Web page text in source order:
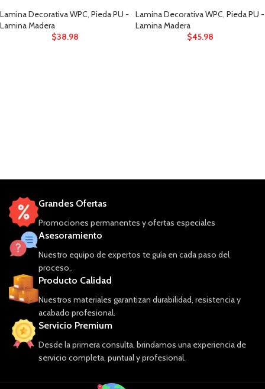
Lamina Decorativa WPC, Pieda PU -
Lamina Madera
$38.98
Lamina Decorativa WPC, Pieda PU -
Lamina Madera
$45.98
Grandes Ofertas
Promociones permanentes y ofertas especiales
Asesoramiento
Nuestro equipo de expertos te guía en cada paso del
proceso,.
Producto Calidad
Nuestros materiales garantizan durabilidad, resistencia y
acabado profesional.
Servicio Premium
Desde la primera consulta, brindamos una experiencia de
servicio completa, puntual y profesional.